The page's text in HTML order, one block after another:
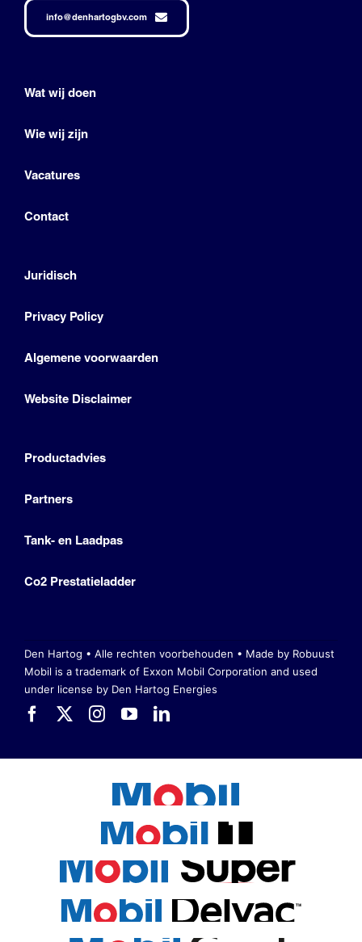
info@denhartogbv.com
Wat wij doen
Wie wij zijn
Vacatures
Contact
Juridisch
Privacy Policy
Algemene voorwaarden
Website Disclaimer
Productadvies
Partners
Tank- en Laadpas
Co2 Prestatieladder
Den Hartog • Alle rechten voorbehouden • Made by Robuust
Mobil is a trademark of Exxon Mobil Corporation and used
under license by Den Hartog Energies